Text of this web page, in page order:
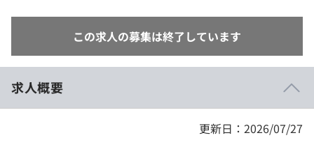
この求人の募集は終了しています
求人概要
更新日：2026/07/27